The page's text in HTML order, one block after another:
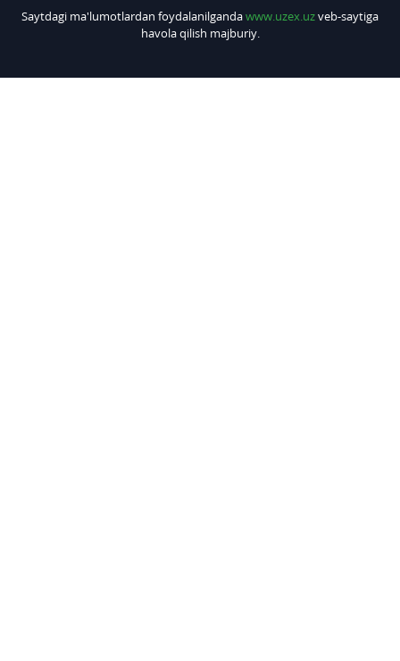
Saytdagi ma'lumotlardan foydalanilgandawww.uzex.uzveb-saytiga
havola qilish majburiy.